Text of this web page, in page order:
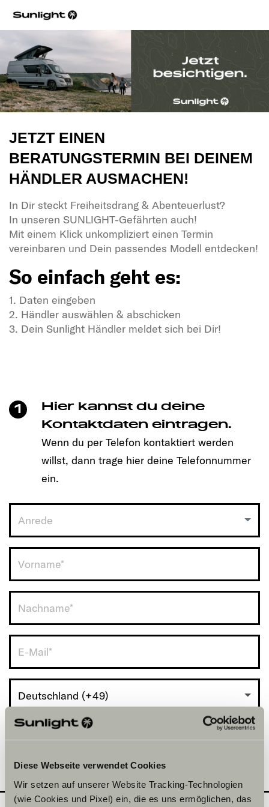
Diese Webseite verwendet Cookies
Wir setzen auf unserer Website Tracking-Technologien
(wie Cookies und Pixel) ein, die es uns ermöglichen, das
JETZT EINEN
BERATUNGSTERMIN BEI DEINEM
HÄNDLER AUSMACHEN!
In Dir steckt Freiheitsdrang & Abenteuerlust?
In unseren SUNLIGHT-Gefährten auch!
Mit einem Klick unkompliziert einen Termin
vereinbaren und Dein passendes Modell entdecken!
So einfach geht es:
1. Daten eingeben
2. Händler auswählen & abschicken
3. Dein Sunlight Händler meldet sich bei Dir!
So einfach geht es:
1. Daten eingeben
2. Händler auswählen & abschicken
3. Dein Sunlight Händler meldet sich bei Dir!
1
Hier kannst du deine
Kontaktdaten eintragen.
Wenn du per Telefon kontaktiert werden
willst, dann trage hier deine Telefonnummer
ein.
Anrede
Deutschland (+49)